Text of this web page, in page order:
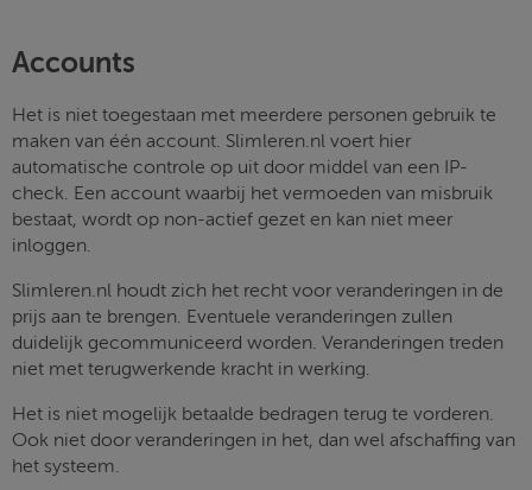
Accounts
Het is niet toegestaan met meerdere personen gebruik te
maken van één account. Slimleren.nl voert hier
automatische controle op uit door middel van een IP-
check. Een account waarbij het vermoeden van misbruik
bestaat, wordt op non-actief gezet en kan niet meer
inloggen.
Slimleren.nl houdt zich het recht voor veranderingen in de
prijs aan te brengen. Eventuele veranderingen zullen
duidelijk gecommuniceerd worden. Veranderingen treden
niet met terugwerkende kracht in werking.
Het is niet mogelijk betaalde bedragen terug te vorderen.
Ook niet door veranderingen in het, dan wel afschaffing van
het systeem.